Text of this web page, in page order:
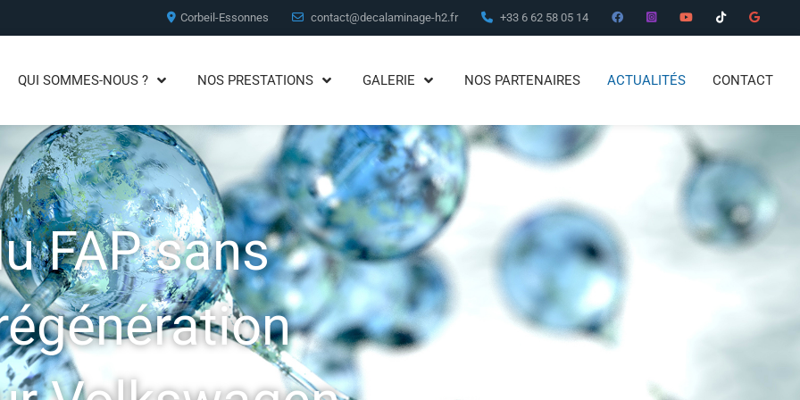
Corbeil-Essonnes contact@decalaminage-h2.fr +33 6 62 58 05 14
QUI SOMMES-NOUS ? NOS PRESTATIONS GALERIE NOS PARTENAIRES ACTUALITÉS CONTACT
FAP sans